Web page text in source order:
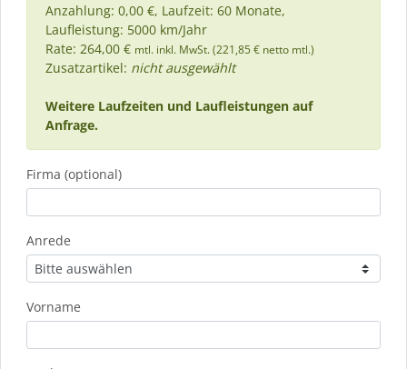
Anzahlung: 0,00 €, Laufzeit: 60 Monate,
Laufleistung: 5000 km/Jahr
Rate: 264,00 € mtl. inkl. MwSt. (221,85 € netto mtl.)
Zusatzartikel: nicht ausgewählt
Weitere Laufzeiten und Laufleistungen auf
Anfrage.
Firma (optional)
Anrede
Vorname